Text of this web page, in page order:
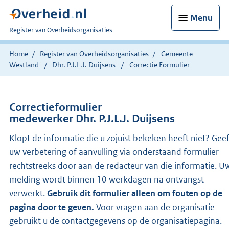
Menu
U
bent
nu
hier:
Register van Overheidsorganisaties
Home Register van Overheidsorganisaties
Gemeente
Westland
Dhr. P.J.L.J. Duijsens Correctie Formulier
Correctieformulier
medewerker Dhr. P.J.L.J. Duijsens
Klopt de informatie die u zojuist bekeken heeft niet? Geef
uw verbetering of aanvulling via onderstaand formulier
rechtstreeks door aan de redacteur van die informatie.
melding wordt binnen 10 werkdagen na ontvangst
verwerkt.Gebruik dit formulier alleen om fouten op de
pagina door te geven. Voor vragen aan de organisatie
gebruikt u de contactgegevens op de organisatiepagina.